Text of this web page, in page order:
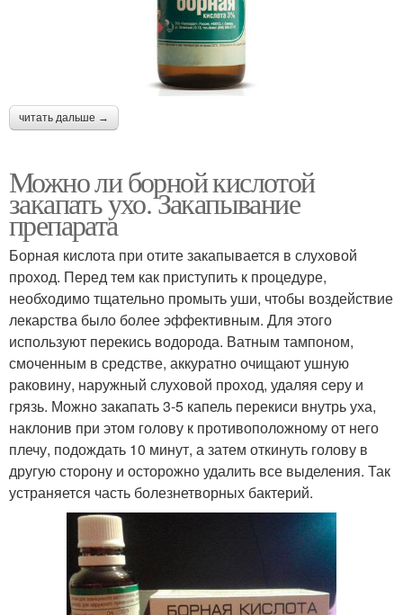
читать дальше →
Можно ли борной кислотой
закапать ухо. Закапывание
препарата
Борная кислота при отите закапывается в слуховой
проход. Перед тем как приступить к процедуре,
необходимо тщательно промыть уши, чтобы воздействие
лекарства было более эффективным. Для этого
используют перекись водорода. Ватным тампоном,
смоченным в средстве, аккуратно очищают ушную
раковину, наружный слуховой проход, удаляя серу и
грязь. Можно закапать 3-5 капель перекиси внутрь уха,
наклонив при этом голову к противоположному от него
плечу, подождать 10 минут, а затем откинуть голову в
другую сторону и осторожно удалить все выделения. Так
устраняется часть болезнетворных бактерий.